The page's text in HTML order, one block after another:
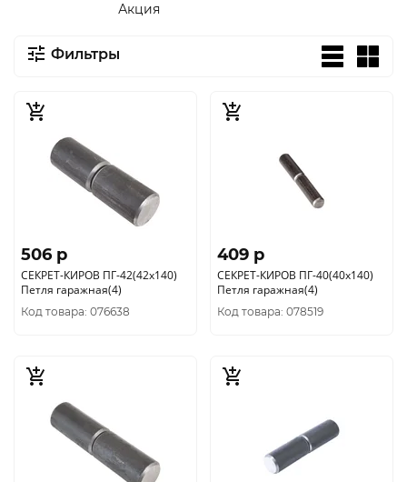
Акция
Фильтры
506 p
СЕКРЕТ-КИРОВ ПГ-42(42х140)
Петля гаражная(4)
Код товара: 076638
409 p
СЕКРЕТ-КИРОВ ПГ-40(40х140)
Петля гаражная(4)
Код товара: 078519